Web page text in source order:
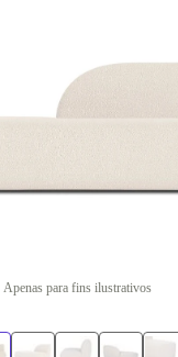
Apenas para fins ilustrativos